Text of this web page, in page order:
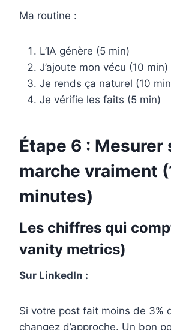
Ma routine :
L’IA génère (5 min)
J’ajoute mon vécu (10 min)
Je rends ça naturel (10
Je vérifie les faits (5 min)
Étape 6 : Mesurer
marche vraiment
minutes)
Les chiffres qui
vanity metrics)
Sur LinkedIn :
Si votre post fait moins de 3%
changez d’approche. Un bon